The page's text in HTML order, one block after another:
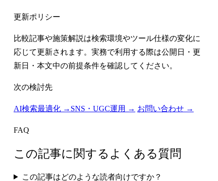
更新ポリシー
比較記事や施策解説は検索環境やツール仕様の変化に
応じて更新されます。実務で利用する際は公開日・更
新日・本文中の前提条件を確認してください。
次の検討先
AI検索最適化 → SNS・UGC運用 → お問い合わせ →
FAQ
この記事に関するよくある質問
この記事はどのような読者向けですか？